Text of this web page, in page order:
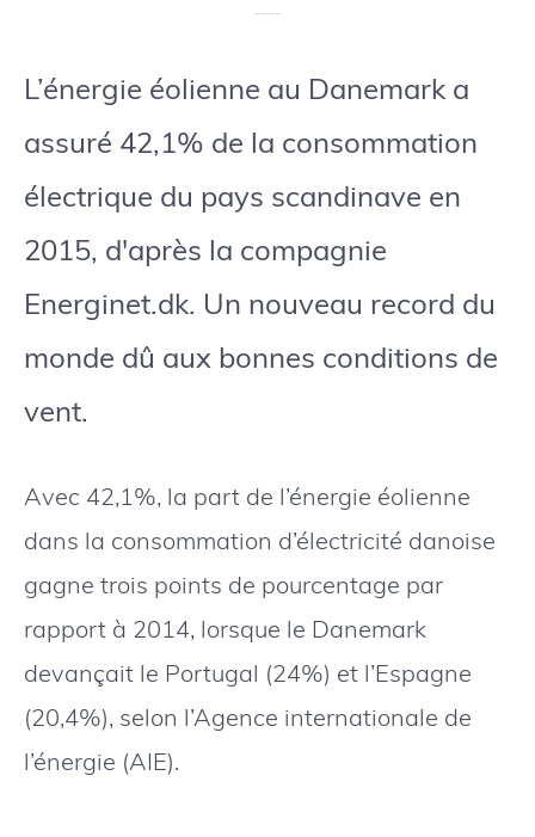
L’énergie éolienne au Danemark a
assuré 42,1% de la consommation
électrique du pays scandinave en
2015, d'après la compagnie
Energinet.dk. Un nouveau record du
monde dû aux bonnes conditions de
vent.
Avec 42,1%, la part de l’énergie éolienne
dans la consommation d’électricité danoise
gagne trois points de pourcentage par
rapport à 2014, lorsque le Danemark
devançait le Portugal (24%) et l’Espagne
(20,4%), selon l’Agence internationale de
l’énergie (AIE).